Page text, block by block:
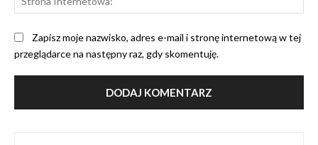
Zapisz moje nazwisko, adres e-mail i stronę internetową w tej
przeglądarce na następny raz, gdy skomentuję.